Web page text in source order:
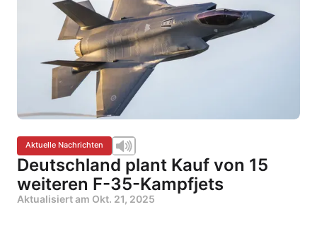
Aktuelle Nachrichten
Deutschland plant Kauf von 15
weiteren F-35-Kampfjets
Aktualisiert am Okt. 21, 2025